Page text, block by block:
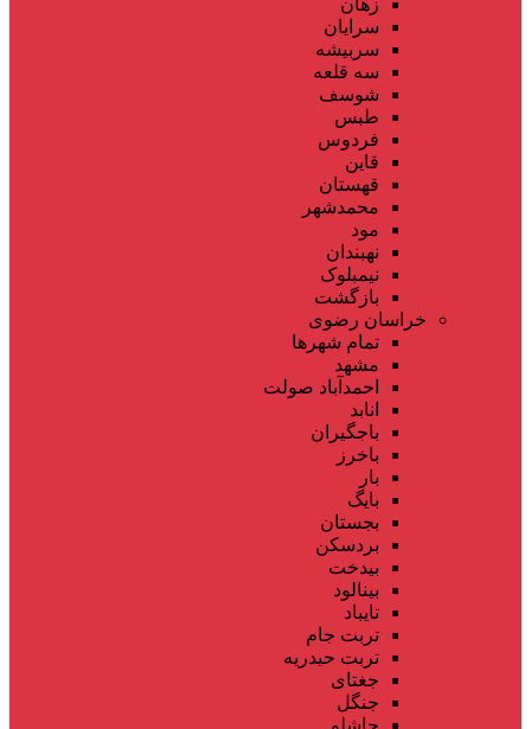
سرایان
سربیشه
سه قلعه
شوسف
طبس
فردوس
قاین
قهستان
محمدشهر
مود
نهبندان
نیمبلوک
بازگشت
خراسان رضوی
تمام شهر‌ها
مشهد
احمدآباد صولت
انابد
باجگیران
باخرز
بار
بایگ
بجستان
بردسکن
بیدخت
بینالود
تایباد
تربت جام
تربت حیدریه
جغتای
جنگل
چاشلو